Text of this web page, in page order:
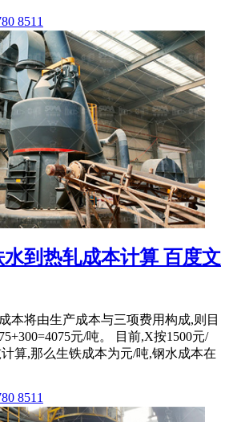
8511
到热轧成本计算 百度文
本将由生产成本与三项费用构成,则目
元/吨。 目前,X按1500元/
算,那么生铁成本为元/吨,钢水成本在
8511